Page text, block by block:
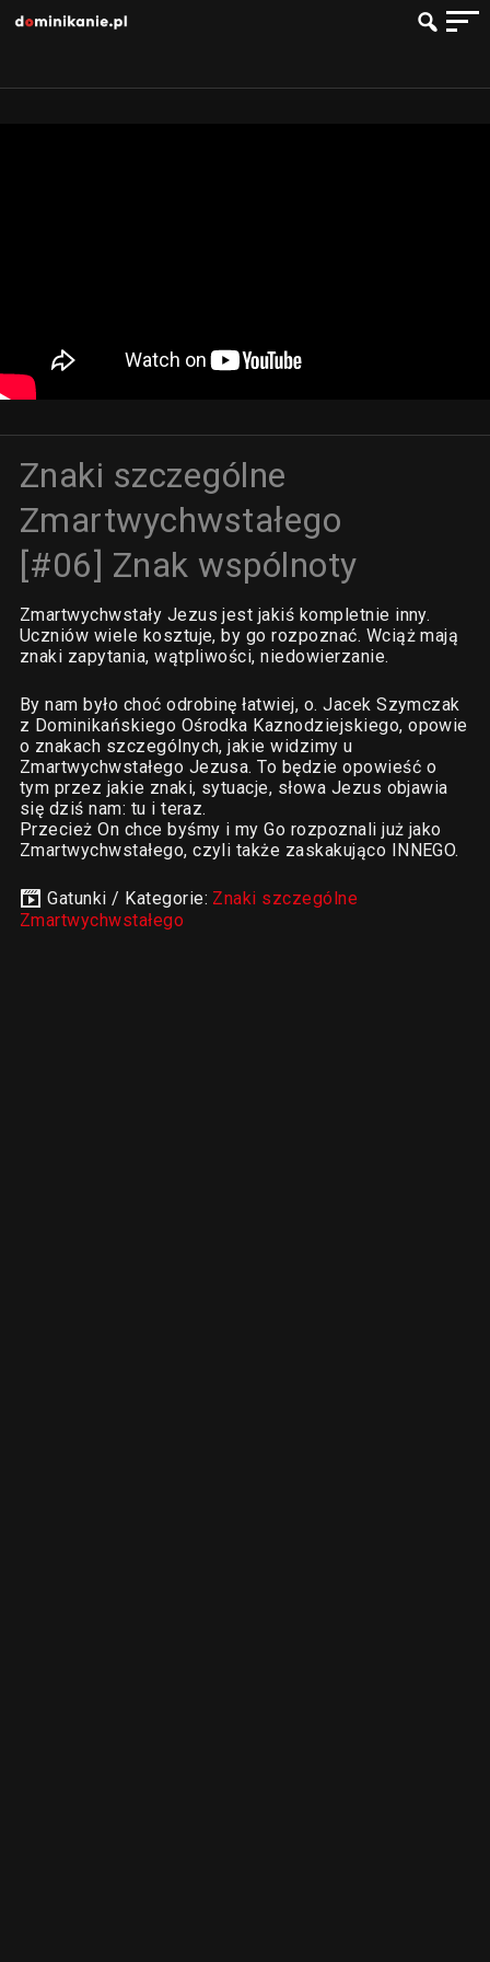
Znaki szczególne
Zmartwychwstałego
[#06] Znak wspólnoty
Zmartwychwstały Jezus jest jakiś kompletnie inny.
Uczniów wiele kosztuje, by go rozpoznać. Wciąż mają
znaki zapytania, wątpliwości, niedowierzanie.
By nam było choć odrobinę łatwiej, o. Jacek Szymczak
z Dominikańskiego Ośrodka Kaznodziejskiego, opowie
o znakach szczególnych, jakie widzimy u
Zmartwychwstałego Jezusa. To będzie opowieść o
tym przez jakie znaki, sytuacje, słowa Jezus objawia
się dziś nam: tu i teraz.
Przecież On chce byśmy i my Go rozpoznali już jako
Zmartwychwstałego, czyli także zaskakująco INNEGO.
Gatunki / Kategorie: Znaki szczególne
Zmartwychwstałego